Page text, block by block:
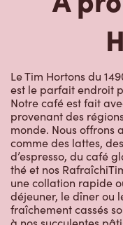
Le Tim Hortons du
est le parfait endroit
Notre café est fait
provenant des
monde. Nous offrons
comme des lattes,
d’espresso, du café
thé et nos
une collation rapide
déjeuner, le dîner ou
fraîchement cassés